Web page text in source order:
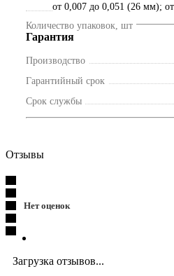
от 0,007 до 0,051 (26 мм);
Количество упаковок, шт
Гарантия
Производство
Гарантийный срок
Срок службы
Отзывы
Нет оценок
Загрузка отзывов...